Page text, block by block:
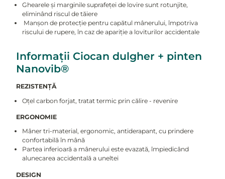
Ghearele și marginile suprafeței de lovire sunt rotunjite,
eliminând riscul de tăiere
Manșon de protecție pentru capătul mânerului, împotriva
riscului de rupere, în caz de apariție a loviturilor accidentale
Informații Ciocan dulgher + pinten
Nanovib®
REZISTENȚĂ
Oțel carbon forjat, tratat termic prin călire - revenire
ERGONOMIE
Mâner tri-material, ergonomic, antiderapant, cu prindere
confortabilă în mână
Partea inferioară a mânerului este evazată, împiedicând
alunecarea accidentală a uneltei
DESIGN